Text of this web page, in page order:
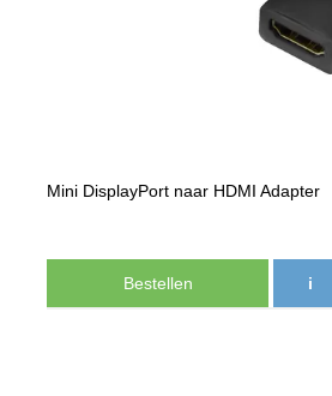
Mini DisplayPort naar HDMI Adapter
Bestellen i